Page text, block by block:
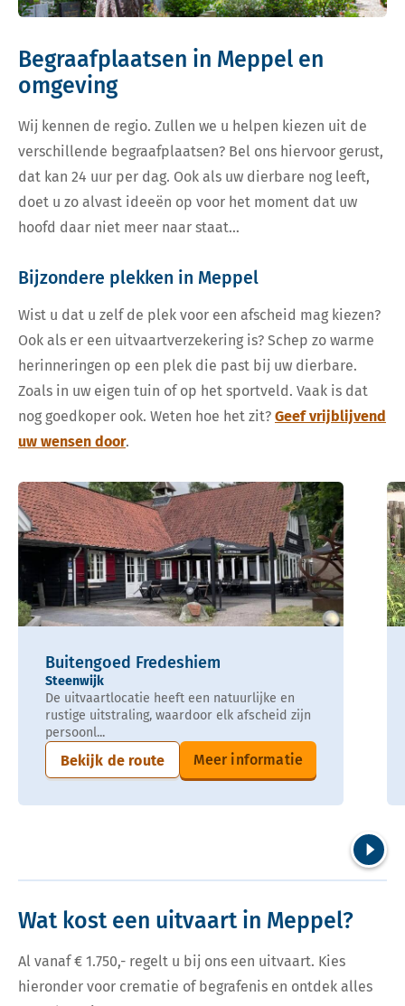
Begraafplaatsen in Meppel en
omgeving
Wij kennen de regio. Zullen we u helpen kiezen uit de
verschillende begraafplaatsen? Bel ons hiervoor gerust,
dat kan 24 uur per dag. Ook als uw dierbare nog leeft,
doet u zo alvast ideeën op voor het moment dat uw
hoofd daar niet meer naar staat…
Bijzondere plekken in Meppel
Wist u dat u zelf de plek voor een afscheid mag kiezen?
Ook als er een uitvaartverzekering is? Schep zo warme
herinneringen op een plek die past bij uw dierbare.
Zoals in uw eigen tuin of op het sportveld. Vaak is dat
nog goedkoper ook. Weten hoe het zit? Geef vrijblijvend
uw wensen door.
Buitengoed Fredeshiem
Steenwijk
De uitvaartlocatie heeft een natuurlijke en
rustige uitstraling, waardoor elk afscheid zijn
persoonl...
Bekijk de route Meer informatie
Wat kost een uitvaart in Meppel?
Al vanaf € 1.750,- regelt u bij ons een uitvaart. Kies
hieronder voor crematie of begrafenis en ontdek alles